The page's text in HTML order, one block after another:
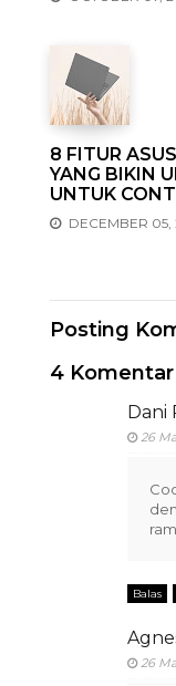
8 FITUR
YANG BIKIN
UNTUK
DECEMBER 05,
Posting
4 Komentar
Dani
26
Balas
26